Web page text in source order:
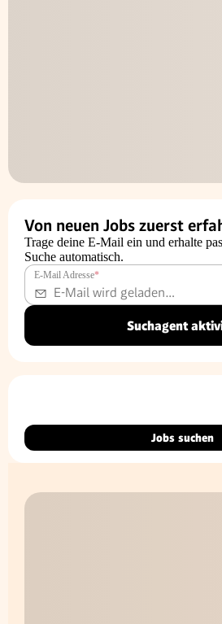
Von neuen Jobs zuerst
Trage deine E-Mail ein und erhalte
Suche automatisch.
E-Mail Adresse*
Suchagent
Jobs suchen